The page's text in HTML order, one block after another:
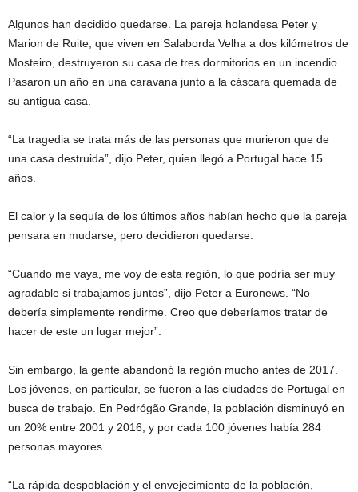
Algunos han decidido quedarse. La pareja holandesa Peter y
Marion de Ruite, que viven en Salaborda Velha a dos kilómetros de
Mosteiro, destruyeron su casa de tres dormitorios en un incendio.
Pasaron un año en una caravana junto a la cáscara quemada de
su antigua casa.
“La tragedia se trata más de las personas que murieron que de
una casa destruida”, dijo Peter, quien llegó a Portugal hace 15
años.
El calor y la sequía de los últimos años habían hecho que la pareja
pensara en mudarse, pero decidieron quedarse.
“Cuando me vaya, me voy de esta región, lo que podría ser muy
agradable si trabajamos juntos”, dijo Peter a Euronews. “No
debería simplemente rendirme. Creo que deberíamos tratar de
hacer de este un lugar mejor”.
Sin embargo, la gente abandonó la región mucho antes de 2017.
Los jóvenes, en particular, se fueron a las ciudades de Portugal en
busca de trabajo. En Pedrógão Grande, la población disminuyó en
un 20% entre 2001 y 2016, y por cada 100 jóvenes había 284
personas mayores.
“La rápida despoblación y el envejecimiento de la población,